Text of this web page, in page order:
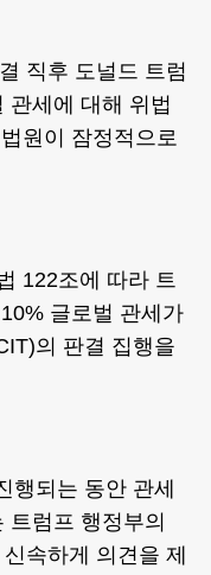
직후 도널드 트럼
관세에 대해 위법
원이 잠정적으로
122조에 따라 트
글로벌 관세가
의 판결 집행을
행되는 동안 관세
럼프 행정부의
속하게 의견을 제